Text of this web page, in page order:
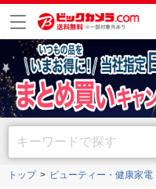
トップ ビューティー・健康家電